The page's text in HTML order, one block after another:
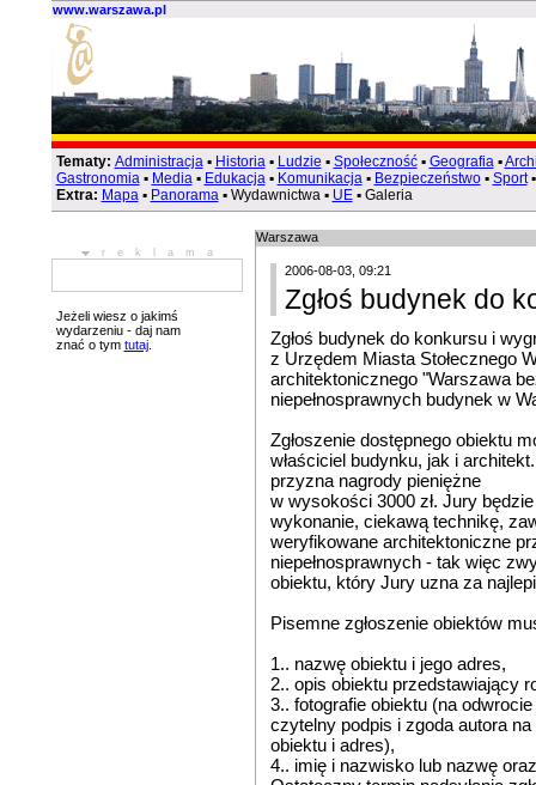
www.warszawa.pl
Tematy: Administracja▪ Historia▪ Ludzie ▪ Społeczność▪ Geografia▪
Gastronomia▪ Media▪ Edukacja▪ Komunikacja▪ Bezpieczeństwo▪ Sport
Extra: Mapa▪ Panorama▪ Wydawnictwa ▪ UE▪ Galeria
Warszawa
reklama
Jeżeli wiesz o jakimś
wydarzeniu - daj nam
znać o tym tutaj.
2006-08-03, 09:21
Zgłoś budynek do
Zgłoś budynek do konkursu i
z Urzędem Miasta Stołecznego
architektonicznego "Warszawa
niepełnosprawnych budynek w
Zgłoszenie dostępnego obiektu
właściciel budynku, jak i
przyzna nagrody pieniężne
w wysokości 3000 zł. Jury
wykonanie, ciekawą technikę,
weryfikowane architektoniczne
niepełnosprawnych - tak więc
obiektu, który Jury uzna za
Pisemne zgłoszenie obiektów
1.. nazwę obiektu i jego adres,
2.. opis obiektu przedstawiający
3.. fotografie obiektu (na
czytelny podpis i zgoda autora
obiektu i adres),
4.. imię i nazwisko lub nazwę